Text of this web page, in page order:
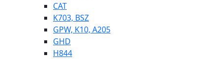
Е90, E92
CAT
K703, BSZ
GPW, K10, A205
GHD
H844